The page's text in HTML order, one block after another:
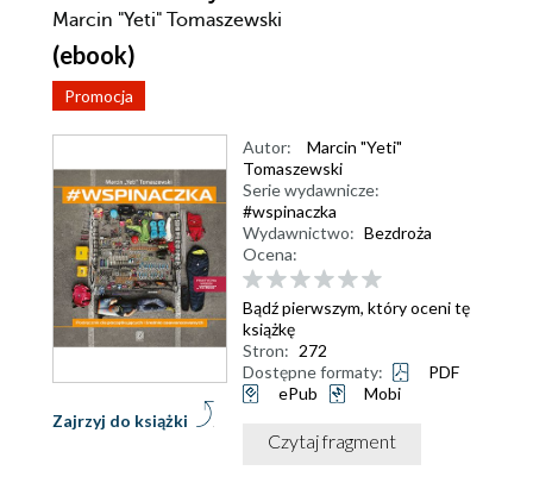
Marcin "Yeti" Tomaszewski
(ebook)
Promocja
Zajrzyj do książki
Autor:
Marcin "Yeti"
Tomaszewski
Serie wydawnicze:
#wspinaczka
Wydawnictwo: Bezdroża
Ocena:
Bądź pierwszym, który oceni tę
książkę
Stron: 272
Dostępne formaty:
PDF
ePub
Mobi
Czytaj fragment